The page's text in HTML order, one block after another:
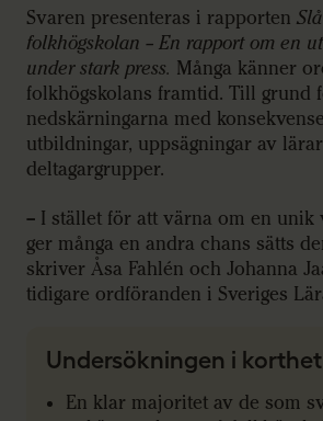
Svaren presenteras i rapporten
folkhögskolan – En rapport om en
under stark press. Många känner
folkhögskolans framtid. Till grund
nedskärningarna med
utbildningar, uppsägningar av
deltagargrupper.
– I stället för att värna om en unik
ger många en andra chans sätts
skriver Åsa Fahlén och Johanna
tidigare ordföranden i Sveriges
Undersökningen i korthet
En klar majoritet av de som